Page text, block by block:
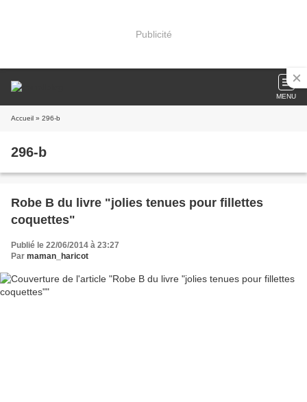
Publicité
MENU
Accueil » 296-b
296-b
Robe B du livre "jolies tenues pour fillettes
coquettes"
Publié le 22/06/2014 à 23:27
Par maman_haricot